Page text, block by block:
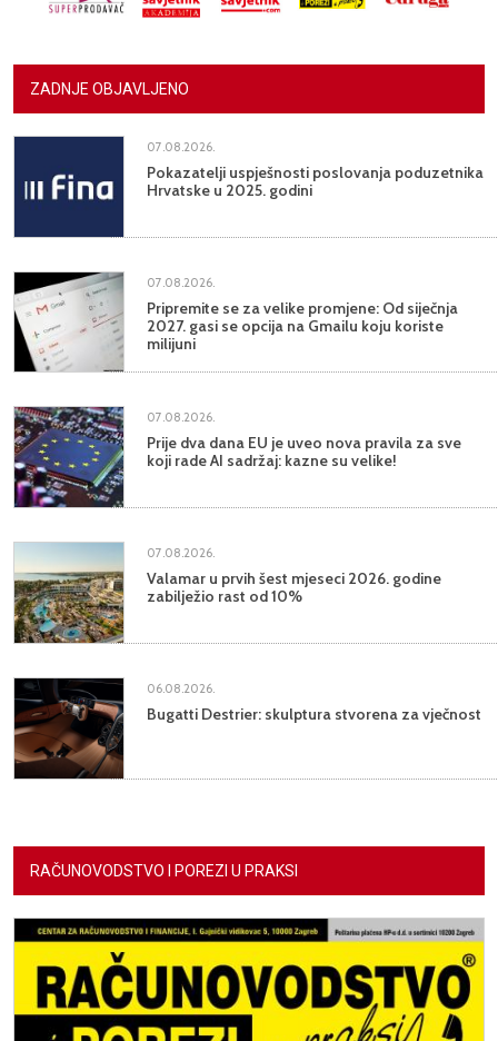
ZADNJE OBJAVLJENO
07.08.2026.
Pokazatelji uspješnosti poslovanja poduzetnika
Hrvatske u 2025. godini
07.08.2026.
Pripremite se za velike promjene: Od siječnja
2027. gasi se opcija na Gmailu koju koriste
milijuni
07.08.2026.
Prije dva dana EU je uveo nova pravila za sve
koji rade AI sadržaj: kazne su velike!
07.08.2026.
Valamar u prvih šest mjeseci 2026. godine
zabilježio rast od 10%
06.08.2026.
Bugatti Destrier: skulptura stvorena za vječnost
RAČUNOVODSTVO I POREZI U PRAKSI